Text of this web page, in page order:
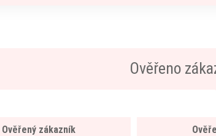
Ověřeno
Ověřený zákazník